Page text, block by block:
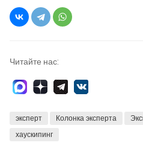
Читайте нас:
эксперт Колонка эксперта
хаускипинг